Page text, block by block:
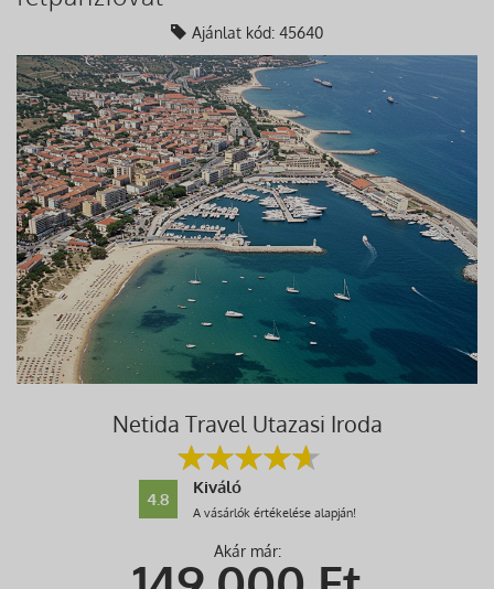
Ajánlat kód: 45640
Netida Travel Utazasi Iroda
4.8
Kiváló
A vásárlók értékelése alapján!
Akár már: